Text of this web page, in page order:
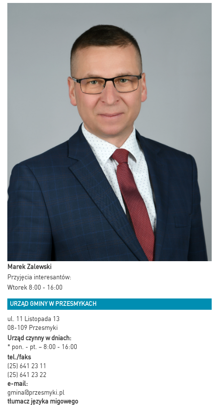
Marek Zalewski
Przyjęcia interesantów:
Wtorek 8:00 - 16:00
URZĄD GMINY W PRZESMYKACH
ul. 11 Listopada 13
08-109 Przesmyki
Urząd czynny w dniach:
* pon. - pt. – 8:00 - 16:00
tel./faks
(25) 641 23 11
(25) 641 23 22
e-mail:
gmina@przesmyki.pl
tłumacz języka migowego